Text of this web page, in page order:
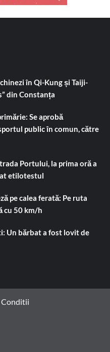
în Qi-Kung și Taiji-
din Constanța
Se aprobă
public în comun, către
Portului, la prima oră a
etilotestul
pe calea ferată: Pe ruta
cu 50 km/h
Un bărbat a fost lovit de
Conditii